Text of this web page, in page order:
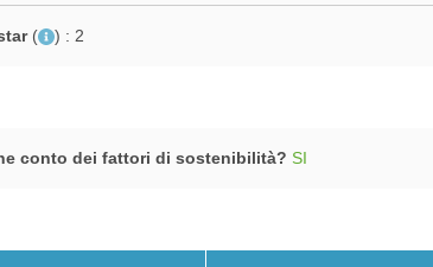
( ) : 2
conto dei fattori di sostenibilità? SI